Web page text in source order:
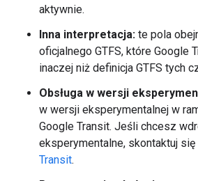
aktywnie.
Inna interpretacja: te pola
oficjalnego GTFS, które Google
inaczej niż definicja GTFS tych
Obsługa w wersji
w wersji eksperymentalnej w
Google Transit. Jeśli chcesz
eksperymentalne, skontaktuj się
Transit.